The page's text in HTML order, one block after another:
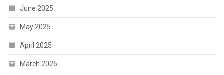
June 2025
May 2025
April 2025
March 2025